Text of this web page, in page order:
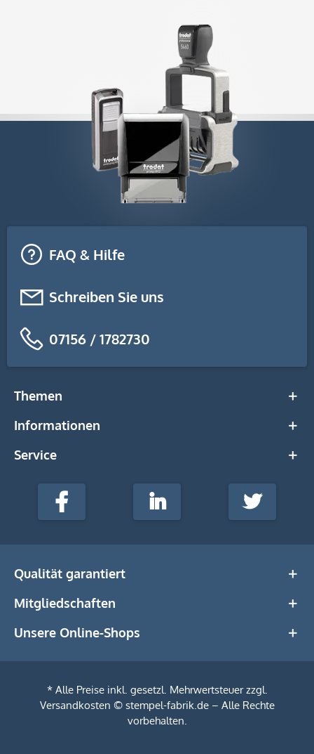
FAQ & Hilfe
Schreiben Sie uns
07156 / 1782730
Themen
Informationen
Service
stempel-
Media
Facebook LinkedIn Twitter
Qualität garantiert
Mitgliedschaften
Unsere Online-Shops
* Alle Preise inkl. gesetzl. Mehrwertsteuer zzgl.
Versandkosten © stempel-fabrik.de – Alle Rechte
vorbehalten.